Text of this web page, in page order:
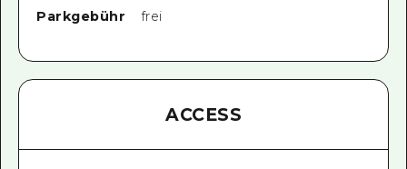
Parkgebühr frei
ACCESS